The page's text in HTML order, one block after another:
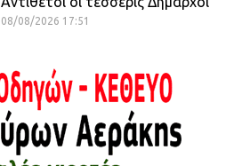
08/08/2026 17:51